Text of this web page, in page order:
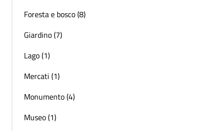
Foresta e bosco (8)
Giardino (7)
Lago (1)
Mercati (1)
Monumento (4)
Museo (1)